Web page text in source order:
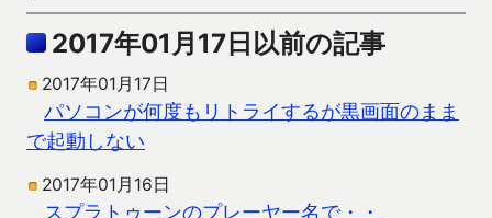
2017年01月17日以前の記事
2017年01月17日
パソコンが何度もリトライするが黒画面のまま
で起動しない
2017年01月16日
スプラトゥーンのプレーヤー名で・・